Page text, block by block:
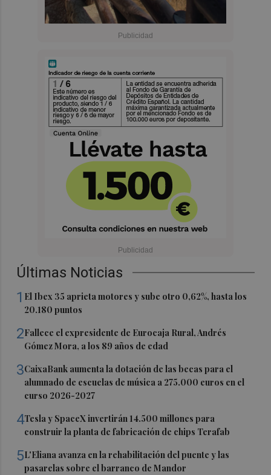
Últimas Noticias
1 El Ibex 35 aprieta motores y sube otro 0,62%, hasta los
20.180 puntos
2Fallece el expresidente de Eurocaja Rural, Andrés
Gómez Mora, a los 89 años de edad
3CaixaBank aumenta la dotación de las becas para el
alumnado de escuelas de música a 275.000 euros en el
curso 2026-2027
4Tesla y SpaceX invertirán 14.500 millones para
construir la planta de fabricación de chips Terafab
5L'Eliana avanza en la rehabilitación del puente y las
pasarelas sobre el barranco de Mandor